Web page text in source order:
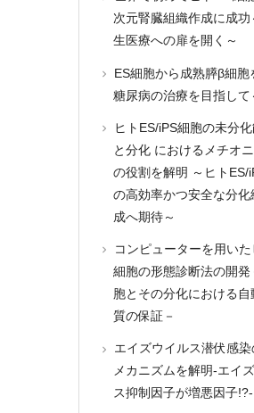
次元腎臓組織作成に成功
生医療への扉を開く～
ES細胞から成熟膵β細胞
糖尿病の治療を目指して
ヒトES/iPS細胞の未分
と分化 におけるメチオ
の役割を解明 ～ヒトES/
の高効率かつ安全な分化
成へ期待～
コンピューターを用い
細胞の形態診断法の開発
胞とその分化における自
質の保証－
エイズウイルス潜伏感
メカニズムを解明-エイ
ス抑制因子が増悪因子!?-